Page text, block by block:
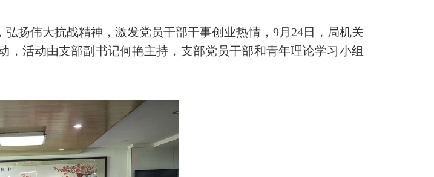
伟大抗战精神，激发党员干部干事创业热情，9月24日，局机关
，活动由支部副书记何艳主持，支部党员干部和青年理论学习小组